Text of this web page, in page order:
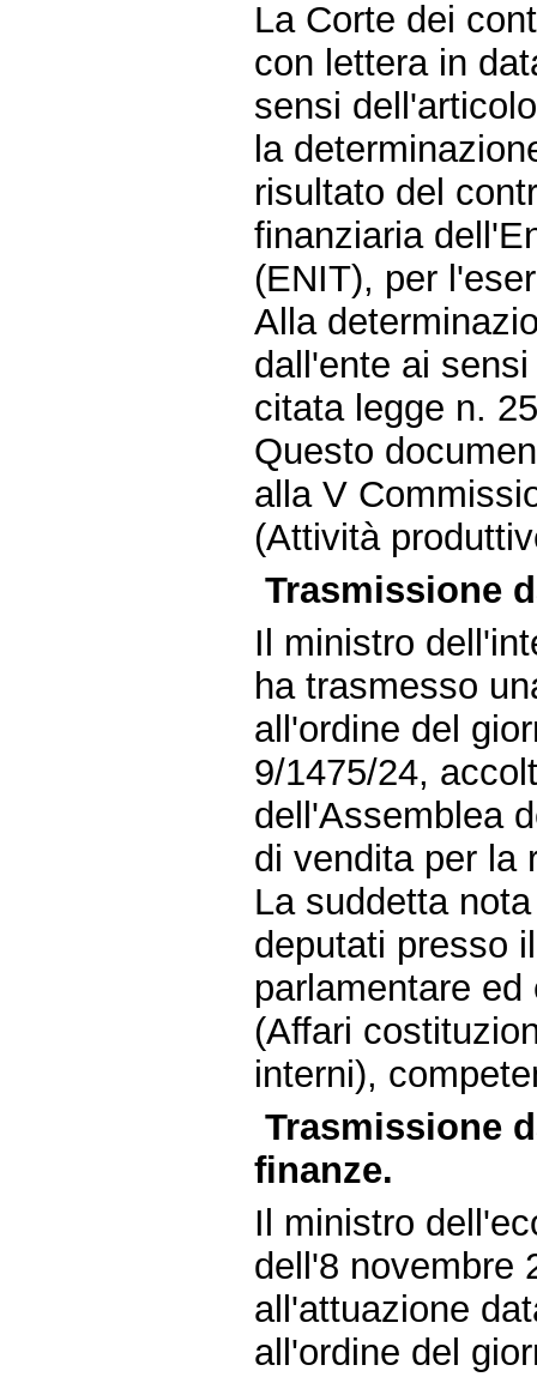
La Corte dei
con lettera in
sensi
la
risultato del
finanziaria
(ENIT), per
Alla
dall'ente ai
citata legge n.
Questo
alla V
(Attività
Trasmissione
Il ministro
ha trasmesso
all'ordine del
9/1475/24,
dell'Assemblea
di vendita per la
La suddetta
deputati presso
parlamentare
(Affari
interni),
Trasmissione
finanze.
Il ministro
dell'8 novembre
all'attuazione
all'ordine del